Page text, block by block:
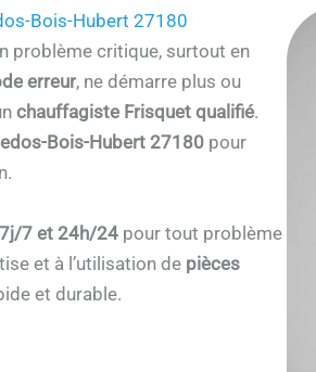
Bois-Hubert 27180
problème critique, surtout en
erreur, ne démarre plus ou
chauffagiste Frisquet qualifié.
Bois-Hubert 27180pour
7j/7 et 24h/24pour tout problème
et à l’utilisation de pièces
et durable.